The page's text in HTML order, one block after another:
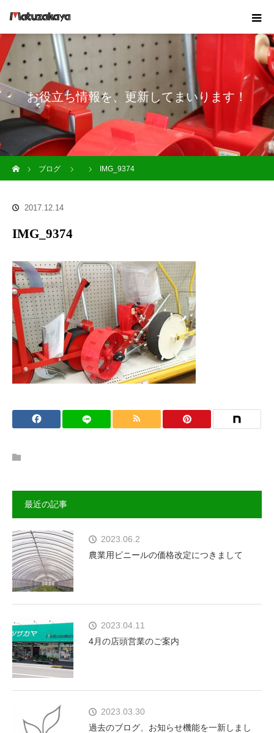
お役立ち情報を、更新してまいります！
ブログ
IMG_9374
2017.12.14
IMG_9374
最近の記事
2023.06.2
農業用ビニールの価格改定につきまして
2023.04.11
4月の店頭営業のご案内
2023.03.30
過去のブログ、お知らせ機能を一新しまし